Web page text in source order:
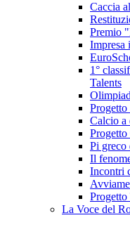
Caccia
Premio
Impresa
1°
Talents
Progetto
Calcio a
Pi greco
Il
Incontri
La Voce del